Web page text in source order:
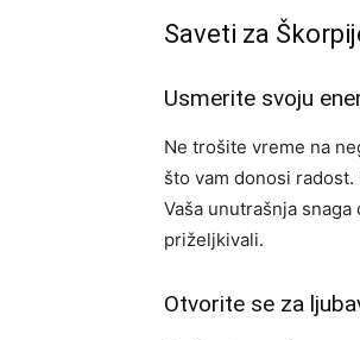
Saveti za
Usmerite svoju
Ne trošite vreme na
što vam donosi
Vaša unutrašnja
priželjkivali.
Otvorite se za